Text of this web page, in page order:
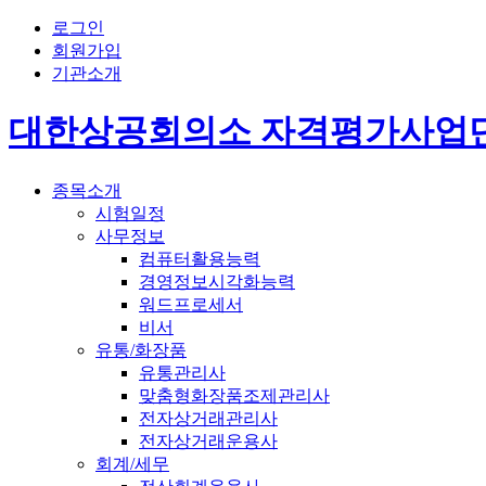
로그인
회원가입
기관소개
대한상공회의소 자격평가사업
종목소개
시험일정
사무정보
컴퓨터활용능력
경영정보시각화능력
워드프로세서
비서
유통/화장품
유통관리사
맞춤형화장품조제관리사
전자상거래관리사
전자상거래운용사
회계/세무